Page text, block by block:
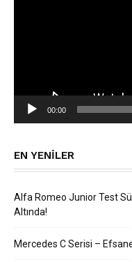
00:00
EN YENILER
Alfa Romeo Junior Test
Altında!
Mercedes C Serisi –